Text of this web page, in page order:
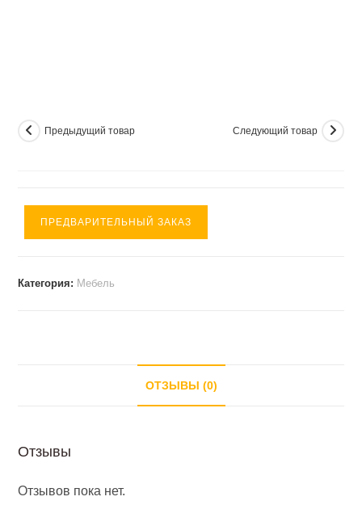
Предыдущий товар Следующий товар
ПРЕДВАРИТЕЛЬНЫЙ ЗАКАЗ
Категория: Мебель
ОТЗЫВЫ (0)
Отзывы
Отзывов пока нет.